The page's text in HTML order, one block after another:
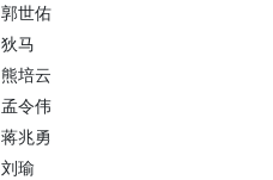
郭世佑
狄马
熊培云
孟令伟
蒋兆勇
刘瑜